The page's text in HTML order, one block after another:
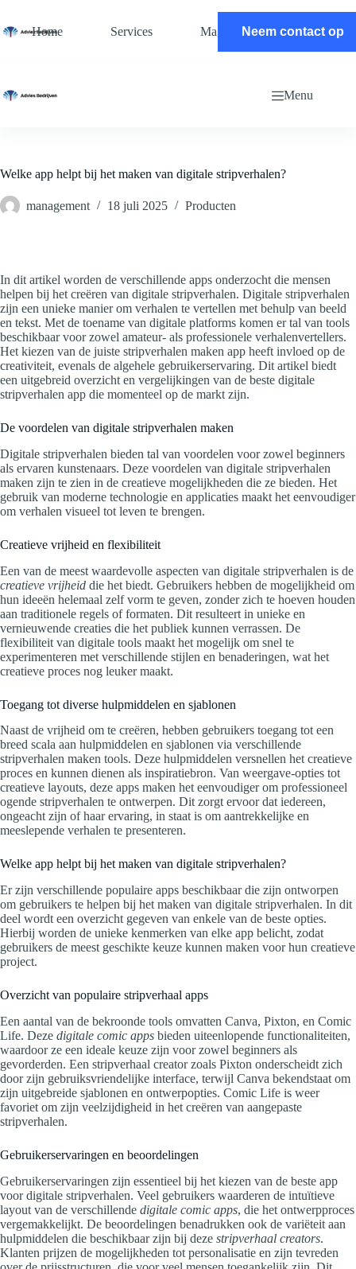
de
Home Services Magazine Contact
Neem contact op
Menu
Welke app helpt bij het maken van digitale stripverhalen?
management 18 juli 2025 Producten
In dit artikel worden de verschillende apps onderzocht die mensen
helpen bij het creëren van digitale stripverhalen. Digitale stripverhalen
zijn een unieke manier om verhalen te vertellen met behulp van beeld
en tekst. Met de toename van digitale platforms komen er tal van tools
beschikbaar voor zowel amateur- als professionele verhalenvertellers.
Het kiezen van de juiste stripverhalen maken app heeft invloed op de
creativiteit, evenals de algehele gebruikerservaring. Dit artikel biedt
een uitgebreid overzicht en vergelijkingen van de beste digitale
stripverhalen app die momenteel op de markt zijn.
De voordelen van digitale stripverhalen maken
Digitale stripverhalen bieden tal van voordelen voor zowel beginners
als ervaren kunstenaars. Deze voordelen van digitale stripverhalen
maken zijn te zien in de creatieve mogelijkheden die ze bieden. Het
gebruik van moderne technologie en applicaties maakt het eenvoudiger
om verhalen visueel tot leven te brengen.
Creatieve vrijheid en flexibiliteit
Een van de meest waardevolle aspecten van digitale stripverhalen is de
creatieve vrijheid die het biedt. Gebruikers hebben de mogelijkheid om
hun ideeën helemaal zelf vorm te geven, zonder zich te hoeven houden
aan traditionele regels of formaten. Dit resulteert in unieke en
vernieuwende creaties die het publiek kunnen verrassen. De
flexibiliteit van digitale tools maakt het mogelijk om snel te
experimenteren met verschillende stijlen en benaderingen, wat het
creatieve proces nog leuker maakt.
Toegang tot diverse hulpmiddelen en sjablonen
Naast de vrijheid om te creëren, hebben gebruikers toegang tot een
breed scala aan hulpmiddelen en sjablonen via verschillende
stripverhalen maken tools. Deze hulpmiddelen versnellen het creatieve
proces en kunnen dienen als inspiratiebron. Van weergave-opties tot
creatieve layouts, deze apps maken het eenvoudiger om professioneel
ogende stripverhalen te ontwerpen. Dit zorgt ervoor dat iedereen,
ongeacht zijn of haar ervaring, in staat is om aantrekkelijke en
meeslepende verhalen te presenteren.
Welke app helpt bij het maken van digitale stripverhalen?
Er zijn verschillende populaire apps beschikbaar die zijn ontworpen
om gebruikers te helpen bij het maken van digitale stripverhalen. In dit
deel wordt een overzicht gegeven van enkele van de beste opties.
Hierbij worden de unieke kenmerken van elke app belicht, zodat
gebruikers de meest geschikte keuze kunnen maken voor hun creatieve
project.
Overzicht van populaire stripverhaal apps
Een aantal van de bekroonde tools omvatten Canva, Pixton, en Comic
Life. Deze digitale comic apps bieden uiteenlopende functionaliteiten,
waardoor ze een ideale keuze zijn voor zowel beginners als
gevorderden. Een stripverhaal creator zoals Pixton onderscheidt zich
door zijn gebruiksvriendelijke interface, terwijl Canva bekendstaat om
zijn uitgebreide sjablonen en ontwerpopties. Comic Life is weer
favoriet om zijn veelzijdigheid in het creëren van aangepaste
stripverhalen.
Gebruikerservaringen en beoordelingen
Gebruikerservaringen zijn essentieel bij het kiezen van de beste app
voor digitale stripverhalen. Veel gebruikers waarderen de intuïtieve
layout van de verschillende digitale comic apps, die het ontwerpproces
vergemakkelijkt. De beoordelingen benadrukken ook de variëteit aan
hulpmiddelen die beschikbaar zijn bij deze stripverhaal creators.
Klanten prijzen de mogelijkheden tot personalisatie en zijn tevreden